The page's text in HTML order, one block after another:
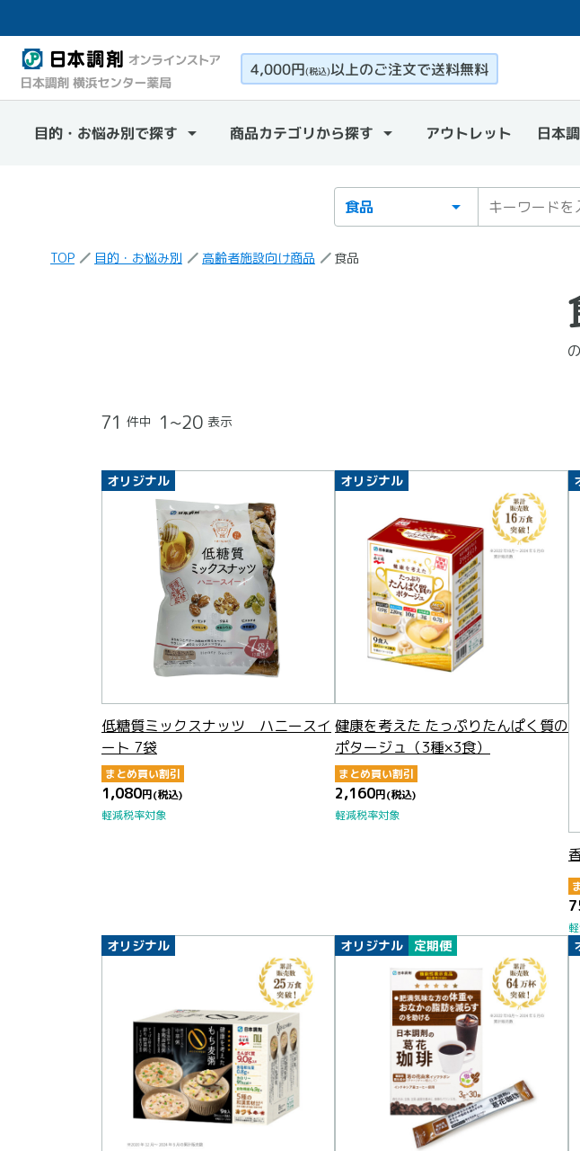
4,000円(税込)以上のご注文で送料無料
目的・お悩み別で探す 商品カテゴリから探す アウトレット 日本
検索カテゴリ
検索キーワード
TOP 目的・お悩み別 高齢者施設向け商品 食品
71 件中 1~20 表示
オリジナル
低糖質ミックスナッツ ハニースイ
ート 7袋
まとめ買い割引
1,080円(税込)
軽減税率対象
オリジナル
健康を考えた たっぷりたんぱく質の
ポタージュ（3種×3食）
まとめ買い割引
2,160円(税込)
軽減税率対象
オリジナル オリジナル 定期便